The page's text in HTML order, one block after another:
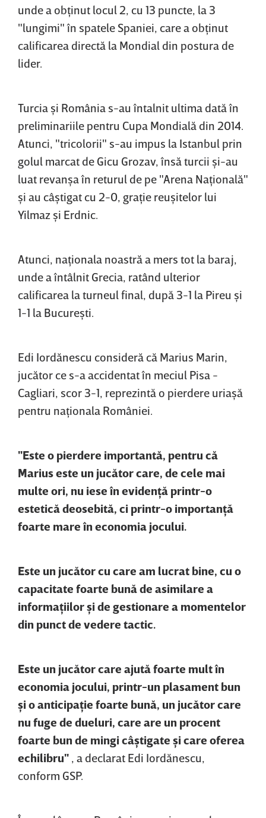
unde a obţinut locul 2, cu 13 puncte, la 3
"lungimi" în spatele Spaniei, care a obţinut
calificarea directă la Mondial din postura de
lider.
Turcia şi România s-au întalnit ultima dată în
preliminariile pentru Cupa Mondială din 2014.
Atunci, "tricolorii" s-au impus la Istanbul prin
golul marcat de Gicu Grozav, însă turcii şi-au
luat revanşa în returul de pe "Arena Naţională"
şi au câştigat cu 2-0, graţie reuşitelor lui
Yilmaz şi Erdnic.
Atunci, naţionala noastră a mers tot la baraj,
unde a întâlnit Grecia, ratând ulterior
calificarea la turneul final, după 3-1 la Pireu şi
1-1 la Bucureşti.
Edi Iordănescu consideră că Marius Marin,
jucător ce s-a accidentat în meciul Pisa -
Cagliari, scor 3-1, reprezintă o pierdere uriaşă
pentru naţionala României.
"Este o pierdere importantă, pentru că
Marius este un jucător care, de cele mai
multe ori, nu iese în evidenţă printr-o
estetică deosebită, ci printr-o importanţă
foarte mare în economia jocului.
Este un jucător cu care am lucrat bine, cu o
capacitate foarte bună de asimilare a
informaţiilor şi de gestionare a momentelor
din punct de vedere tactic.
Este un jucător care ajută foarte mult în
economia jocului, printr-un plasament bun
şi o anticipaţie foarte bună, un jucător care
nu fuge de dueluri, care are un procent
foarte bun de mingi câştigate şi care oferea
echilibru" , a declarat Edi Iordănescu,
conform GSP.